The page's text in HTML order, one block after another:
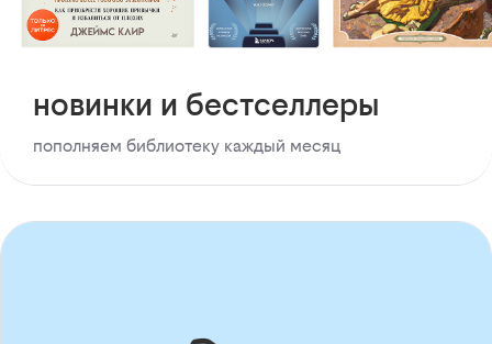
новинки и бестселлеры
пополняем библиотеку каждый месяц